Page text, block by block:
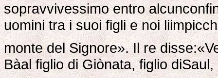
sopravvivessimo entro
uomini tra i suoi figli e noi
monte del Signore». Il re
Bàal figlio di Giònata, figlio